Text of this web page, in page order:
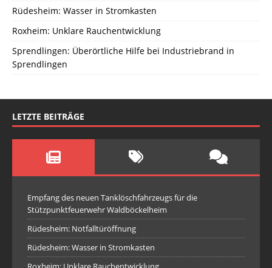
Rüdesheim: Wasser in Stromkasten
Roxheim: Unklare Rauchentwicklung
Sprendlingen: Überörtliche Hilfe bei Industriebrand in
Sprendlingen
LETZTE BEITRÄGE
Empfang des neuen Tanklöschfahrzeugs für die
Stützpunktfeuerwehr Waldböckelheim
Rüdesheim: Notfalltüröffnung
Rüdesheim: Wasser in Stromkasten